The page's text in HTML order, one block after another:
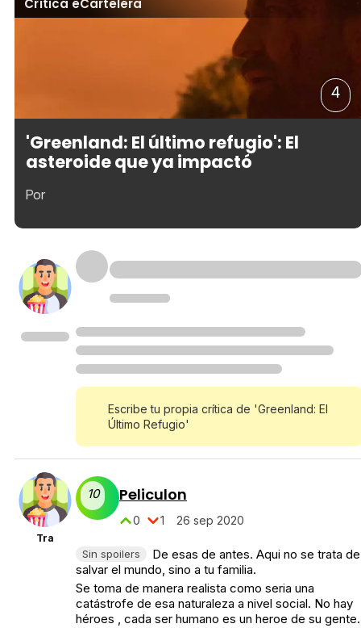
Crítica eCartelera
4
'Greenland: El último refugio': El
asteroide que ya impactó
Por
Escribe tu propia crítica de 'Greenland: El
Último Refugio'
Tra
10 Peliculon
0 1 26 sep 2020
Sin spoilers
De esas de antes. Aqui no se trata de
salvar el mundo, sino a tu familia.
Se toma de manera realista como seria una
catástrofe de esa naturaleza a nivel social. No hay
héroes , cada ser humano es un heroe de su gente.